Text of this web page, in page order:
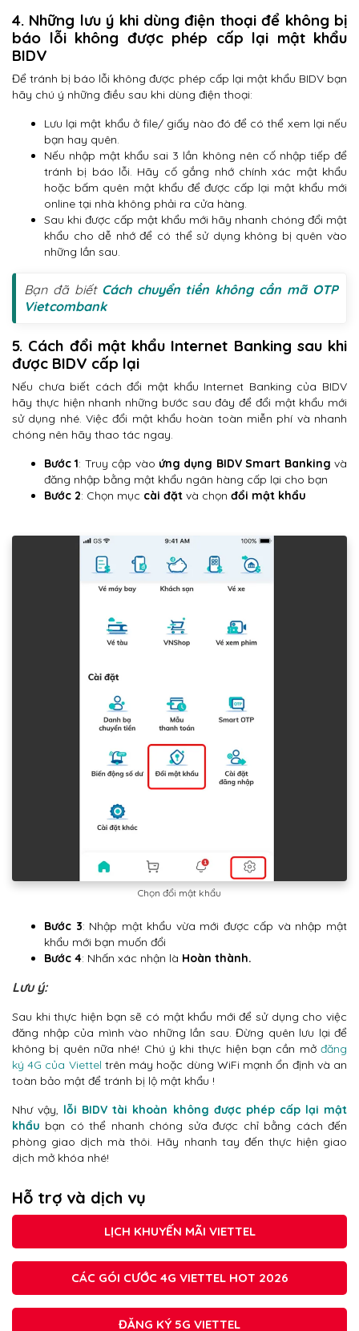
4. Những lưu ý khi dùng điện thoại để không bị
báo lỗi không được phép cấp lại mật khẩu
BIDV
Để tránh bị báo lỗi không được phép cấp lại mật khẩu BIDV bạn
hãy chú ý những điều sau khi dùng điện thoại:
Lưu lại mật khẩu ở file/ giấy nào đó để có thể xem lại nếu
bạn hay quên.
Nếu nhập mật khẩu sai 3 lần không nên cố nhập tiếp để
tránh bị báo lỗi. Hãy cố gắng nhớ chính xác mật khẩu
hoặc bấm quên mật khẩu để được cấp lại mật khẩu mới
online tại nhà không phải ra cửa hàng.
Sau khi được cấp mật khẩu mới hãy nhanh chóng đổi mật
khẩu cho dễ nhớ để có thể sử dụng không bị quên vào
những lần sau.
Bạn đã biết Cách chuyển tiền không cần mã OTP
Vietcombank
5. Cách đổi mật khẩu Internet Banking sau khi
được BIDV cấp lại
Nếu chưa biết cách đổi mật khẩu Internet Banking của BIDV
hãy thực hiện nhanh những bước sau đây để đổi mật khẩu mới
sử dụng nhé. Việc đổi mật khẩu hoàn toàn miễn phí và nhanh
chóng nên hãy thao tác ngay.
Bước 1: Truy cập vào ứng dụng BIDV Smart Banking và
đăng nhập bằng mật khẩu ngân hàng cấp lại cho bạn
Bước 2: Chọn mục cài đặt và chọn đổi mật khẩu
Chọn đổi mật khẩu
Bước 3: Nhập mật khẩu vừa mới được cấp và nhập mật
khẩu mới bạn muốn đổi
Bước 4: Nhấn xác nhận là Hoàn thành.
Lưu ý:
Sau khi thực hiện bạn sẽ có mật khẩu mới để sử dụng cho việc
đăng nhập của mình vào những lần sau. Đừng quên lưu lại để
không bị quên nữa nhé! Chú ý khi thực hiện bạn cần mở đăng
ký 4G của Viettel trên máy hoặc dùng WiFi mạnh ổn định và an
toàn bảo mật để tránh bị lộ mật khẩu !
Như vậy, lỗi BIDV tài khoản không được phép cấp lại mật
khẩu bạn có thể nhanh chóng sửa được chỉ bằng cách đến
phòng giao dịch mà thôi. Hãy nhanh tay đến thực hiện giao
dịch mở khóa nhé!
Hỗ trợ và dịch vụ
LỊCH KHUYẾN MÃI VIETTEL
CÁC GÓI CƯỚC 4G VIETTEL HOT 2026
ĐĂNG KÝ 5G VIETTEL